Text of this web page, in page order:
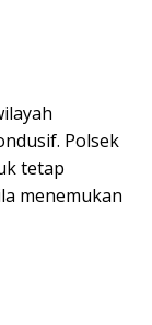
Polsek
tetap
menemukan